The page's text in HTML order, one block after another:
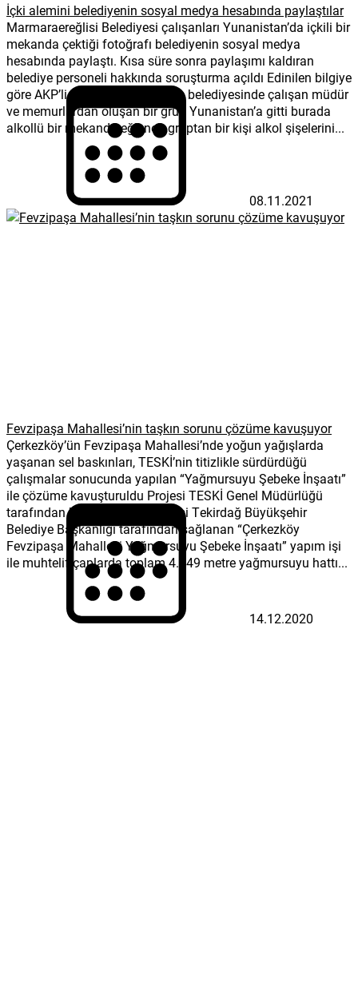
İçki alemini belediyenin sosyal medya hesabında paylaştılar
Marmaraereğlisi Belediyesi çalışanları Yunanistan’da içkili bir
mekanda çektiği fotoğrafı belediyenin sosyal medya
hesabında paylaştı. Kısa süre sonra paylaşımı kaldıran
belediye personeli hakkında soruşturma açıldı Edinilen bilgiye
göre AKP’li Marmaraereğlisi ilçe belediyesinde çalışan müdür
ve memurlardan oluşan bir grup Yunanistan’a gitti burada
alkollü bir mekanda eğlenen gruptan bir kişi alkol şişelerini...
08.11.2021
Fevzipaşa Mahallesi’nin taşkın sorunu çözüme kavuşuyor
Çerkezköy’ün Fevzipaşa Mahallesi’nde yoğun yağışlarda
yaşanan sel baskınları, TESKİ’nin titizlikle sürdürdüğü
çalışmalar sonucunda yapılan “Yağmursuyu Şebeke İnşaatı”
ile çözüme kavuşturuldu Projesi TESKİ Genel Müdürlüğü
tarafından hazırlanan ve bütçesi Tekirdağ Büyükşehir
Belediye Başkanlığı tarafından sağlanan “Çerkezköy
Fevzipaşa Mahallesi Yağmursuyu Şebeke İnşaatı” yapım işi
ile muhtelif çaplarda toplam 4.949 metre yağmursuyu hattı...
14.12.2020